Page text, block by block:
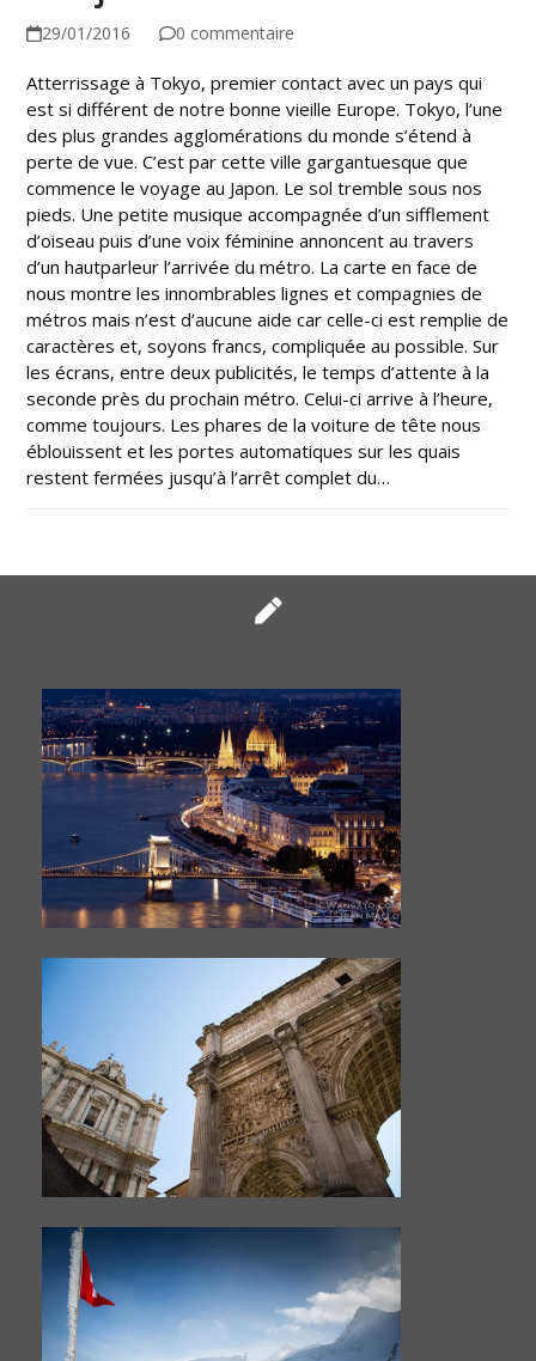
29/01/2016 0 commentaire
Atterrissage à Tokyo, premier contact avec un pays qui
est si différent de notre bonne vieille Europe. Tokyo, l’une
des plus grandes agglomérations du monde s’étend à
perte de vue. C’est par cette ville gargantuesque que
commence le voyage au Japon. Le sol tremble sous nos
pieds. Une petite musique accompagnée d’un sifflement
d’oiseau puis d’une voix féminine annoncent au travers
d’un hautparleur l’arrivée du métro. La carte en face de
nous montre les innombrables lignes et compagnies de
métros mais n’est d’aucune aide car celle-ci est remplie de
caractères et, soyons francs, compliquée au possible. Sur
les écrans, entre deux publicités, le temps d’attente à la
seconde près du prochain métro. Celui-ci arrive à l’heure,
comme toujours. Les phares de la voiture de tête nous
éblouissent et les portes automatiques sur les quais
restent fermées jusqu’à l’arrêt complet du…